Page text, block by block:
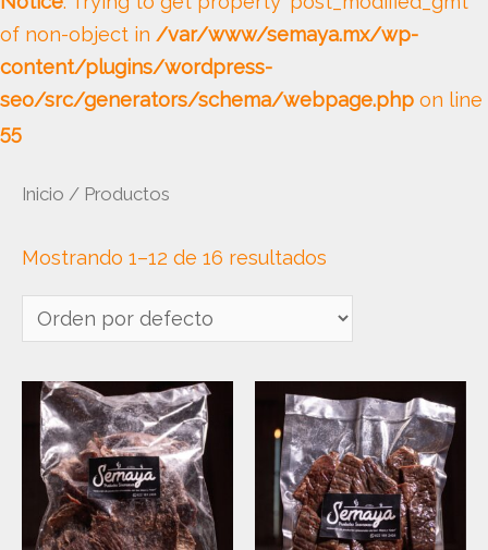
of non-object in /var/www/semaya.mx/wp-
content/plugins/wordpress-
seo/src/generators/schema/webpage.php on line
55
Inicio / Productos
Mostrando 1–12 de 16 resultados